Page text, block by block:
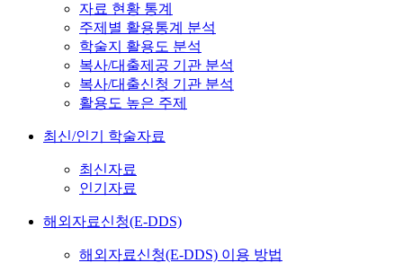
자료 현황 통계
주제별 활용통계 분석
학술지 활용도 분석
복사/대출제공 기관 분석
복사/대출신청 기관 분석
활용도 높은 주제
최신/인기 학술자료
최신자료
인기자료
해외자료신청(E-DDS)
해외자료신청(E-DDS) 이용 방법